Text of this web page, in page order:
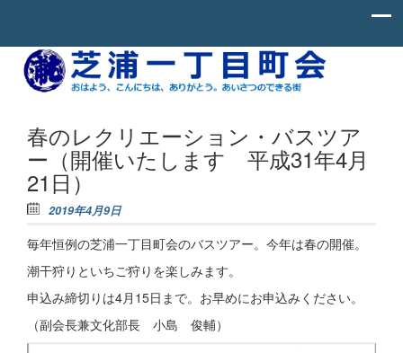
Skip to content
芝
一
丁
目
町
お
は
よ
こ
ん
に
わ、
あ
り
と
う。
あ
さ
の
で
春のレクリエーション・バスツア
ー（開催いたします 平成31年4月
21日）
2019年4月9日
毎年恒例の芝浦一丁目町会のバスツアー。今年は春の開催。
潮干狩りといちご狩りを楽しみます。
申込み締切りは4月15日まで。お早めにお申込みください。
（副会長兼文化部長 小島 俊輔）